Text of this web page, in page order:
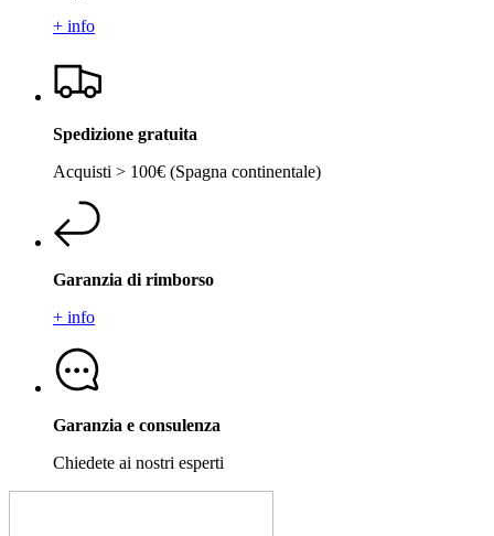
+ info
Spedizione gratuita
Acquisti > 100€ (Spagna continentale)
Garanzia di rimborso
+ info
Garanzia e consulenza
Chiedete ai nostri esperti